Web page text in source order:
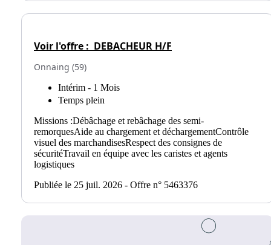
Voir l'offre : DEBACHEUR H/F
Onnaing (59)
Intérim - 1 Mois
Temps plein
Missions :Débâchage et rebâchage des semi-
remorquesAide au chargement et déchargementContrôle
visuel des marchandisesRespect des consignes de
sécuritéTravail en équipe avec les caristes et agents
logistiques
Publiée le 25 juil. 2026 - Offre n° 5463376